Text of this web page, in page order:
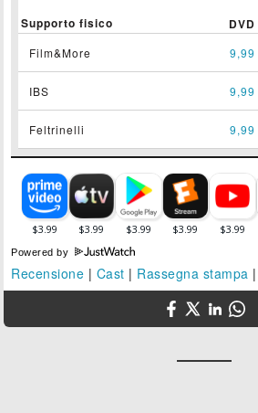
Supporto fisico DVD
Film&More 9,99
IBS 9,99
Feltrinelli 9,99
Powered by
Recensione | Cast | Rassegna stampa |